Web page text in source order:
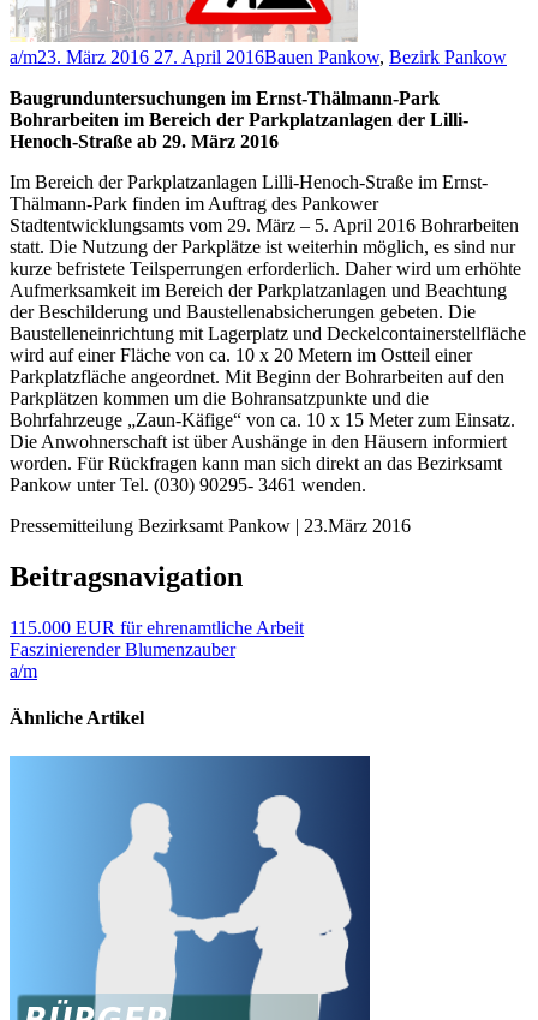
a/m23. März 2016 27. April 2016Bauen Pankow, Bezirk Pankow
Baugrunduntersuchungen im Ernst-Thälmann-Park
Bohrarbeiten im Bereich der Parkplatzanlagen der Lilli-
Henoch-Straße ab 29. März 2016
Im Bereich der Parkplatzanlagen Lilli-Henoch-Straße im Ernst-
Thälmann-Park finden im Auftrag des Pankower
Stadtentwicklungsamts vom 29. März – 5. April 2016 Bohrarbeiten
statt. Die Nutzung der Parkplätze ist weiterhin möglich, es sind nur
kurze befristete Teilsperrungen erforderlich. Daher wird um erhöhte
Aufmerksamkeit im Bereich der Parkplatzanlagen und Beachtung
der Beschilderung und Baustellenabsicherungen gebeten. Die
Baustelleneinrichtung mit Lagerplatz und Deckelcontainerstellfläche
wird auf einer Fläche von ca. 10 x 20 Metern im Ostteil einer
Parkplatzfläche angeordnet. Mit Beginn der Bohrarbeiten auf den
Parkplätzen kommen um die Bohransatzpunkte und die
Bohrfahrzeuge „Zaun-Käfige“ von ca. 10 x 15 Meter zum Einsatz.
Die Anwohnerschaft ist über Aushänge in den Häusern informiert
worden. Für Rückfragen kann man sich direkt an das Bezirksamt
Pankow unter Tel. (030) 90295- 3461 wenden.
Pressemitteilung Bezirksamt Pankow | 23.März 2016
Beitragsnavigation
115.000 EUR für ehrenamtliche Arbeit
Faszinierender Blumenzauber
a/m
Ähnliche Artikel